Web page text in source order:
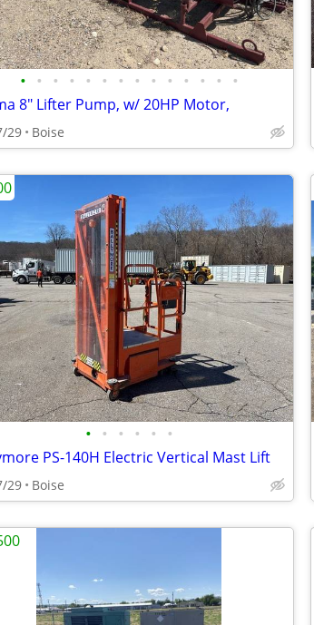
• • • • • • • • • • • • • •
8" Lifter Pump, w/ 20HP Motor,
29 Boise
• • • • • •
PS-140H Electric Vertical Mast Lift
29 Boise